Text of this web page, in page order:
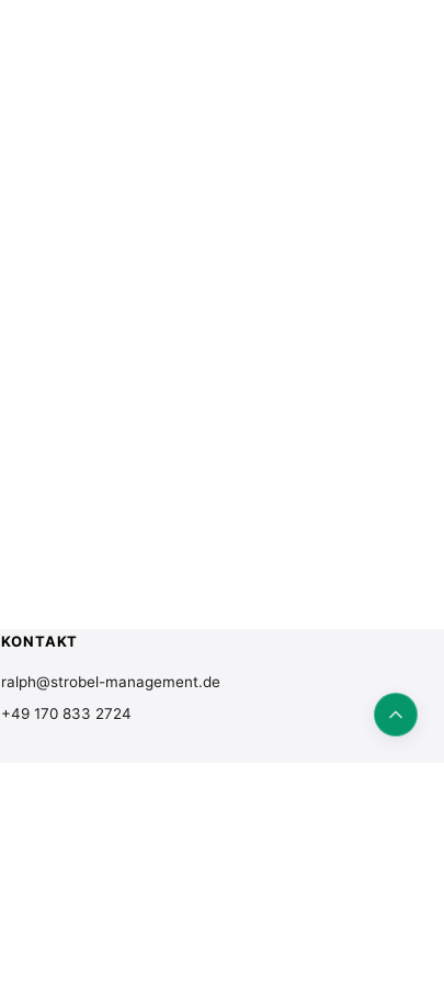
KONTAKT
ralph@strobel-management.de
+49 170 833 2724